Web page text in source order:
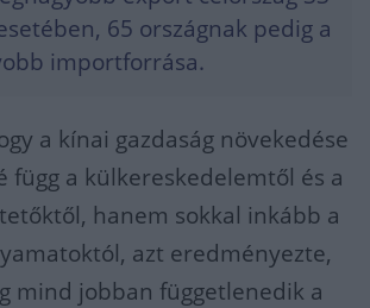
65 országnak pedig a
importforrása.
a kínai gazdaság növekedése
függ a külkereskedelemtől és a
hanem sokkal inkább a
azt eredményezte,
mind jobban függetlenedik a